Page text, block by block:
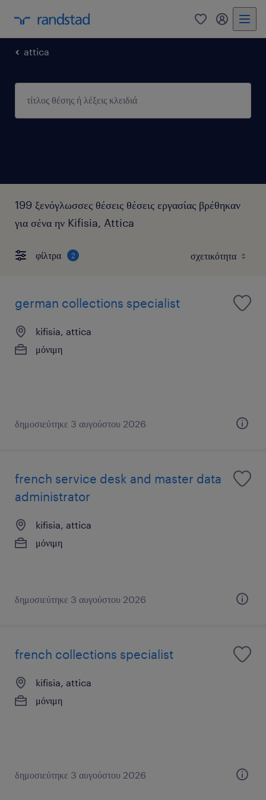
0 my
attica
199 ξενόγλωσσες θέσεις θέσεις εργασίας βρέθηκαν
για σένα ην Kifisia, Attica
φίλτρα 2
german collections specialist
kifisia, attica
μόνιμη
δημοσιεύτηκε 3 αυγούστου 2026
french service desk and master data
administrator
kifisia, attica
μόνιμη
δημοσιεύτηκε 3 αυγούστου 2026
french collections specialist
kifisia, attica
μόνιμη
δημοσιεύτηκε 3 αυγούστου 2026